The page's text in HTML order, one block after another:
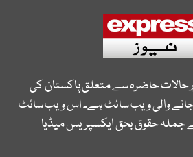
حالات حاضرہ سے متعلق پاکستان کی
والی ویب سائٹ ہے۔ اس ویب سائٹ
جملہ حقوق بحق ایکسپریس میڈیا